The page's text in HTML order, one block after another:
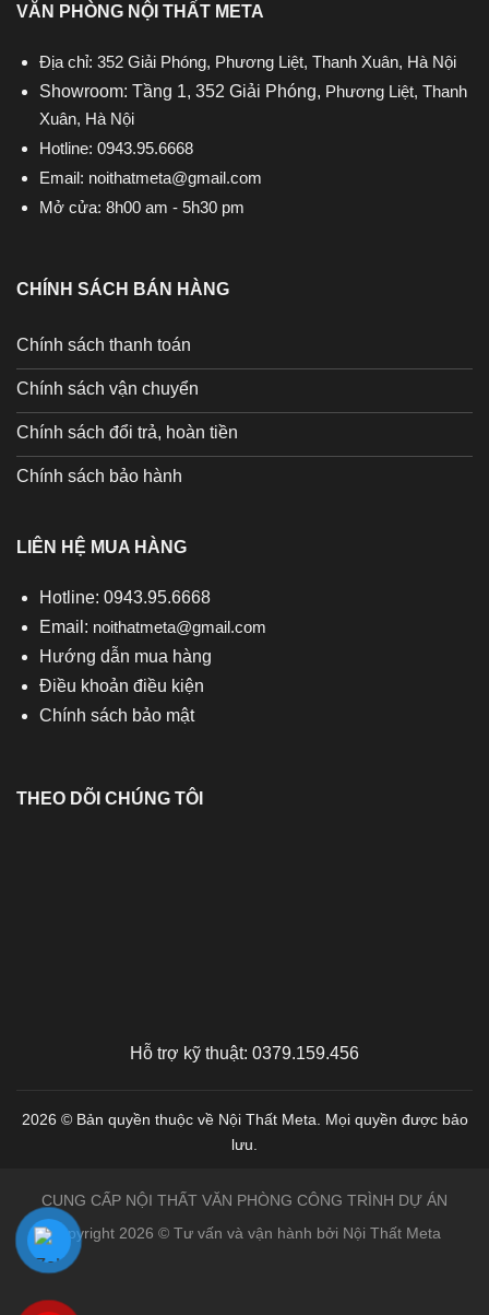
VĂN PHÒNG NỘI THẤT META
Địa chỉ: 352 Giải Phóng, Phương Liệt, Thanh Xuân, Hà Nội
Showroom: Tầng 1, 352 Giải Phóng, Phương Liệt, Thanh
Xuân, Hà Nội
Hotline: 0943.95.6668
Email: noithatmeta@gmail.com
Mở cửa: 8h00 am - 5h30 pm
CHÍNH SÁCH BÁN HÀNG
Chính sách thanh toán
Chính sách vận chuyển
Chính sách đổi trả, hoàn tiền
Chính sách bảo hành
LIÊN HỆ MUA HÀNG
Hotline: 0943.95.6668
Email: noithatmeta@gmail.com
Hướng dẫn mua hàng
Điều khoản điều kiện
Chính sách bảo mật
THEO DÕI CHÚNG TÔI
Hỗ trợ kỹ thuật: 0379.159.456
2026 © Bản quyền thuộc về Nội Thất Meta. Mọi quyền được bảo
lưu.
CUNG CẤP NỘI THẤT VĂN PHÒNG CÔNG TRÌNH DỰ ÁN
Copyright 2026 © Tư vấn và vận hành bởi Nội Thất Meta